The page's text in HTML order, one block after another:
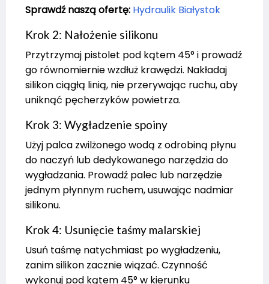
Sprawdź naszą ofertę: Hydraulik Białystok
Krok 2: Nałożenie silikonu
Przytrzymaj pistolet pod kątem 45° i prowadź
go równomiernie wzdłuż krawędzi. Nakładaj
silikon ciągłą linią, nie przerywając ruchu, aby
uniknąć pęcherzyków powietrza.
Krok 3: Wygładzenie spoiny
Użyj palca zwilżonego wodą z odrobiną płynu
do naczyń lub dedykowanego narzędzia do
wygładzania. Prowadź palec lub narzędzie
jednym płynnym ruchem, usuwając nadmiar
silikonu.
Krok 4: Usunięcie taśmy malarskiej
Usuń taśmę natychmiast po wygładzeniu,
zanim silikon zacznie wiązać. Czynność
wykonuj pod kątem 45° w kierunku